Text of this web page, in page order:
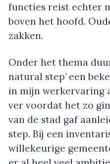
functies reist echter
boven het hoofd.
zakken.
Onder het thema
natural step’ een
in mijn werkervaring
ver voordat het zo
van de stad gaf
step. Bij een
willekeurige